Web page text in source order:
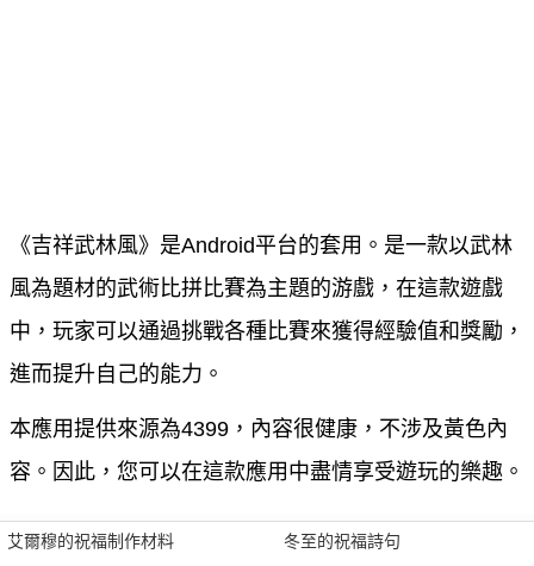
《吉祥武林風》是Android平台的套用。是一款以武林
風為題材的武術比拼比賽為主題的游戲，在這款遊戲
中，玩家可以通過挑戰各種比賽來獲得經驗值和獎勵，
進而提升自己的能力。
本應用提供來源為4399，內容很健康，不涉及黃色內
容。因此，您可以在這款應用中盡情享受遊玩的樂趣。
艾爾穆的祝福制作材料
冬至的祝福詩句